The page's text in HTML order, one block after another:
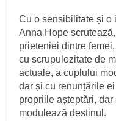
Cu o sensibilitate și o
Anna Hope
prieteniei dintre
cu scrupulozitate de
actuale, a cuplului
dar și cu renunțările
propriile așteptări,
modulează destinul.